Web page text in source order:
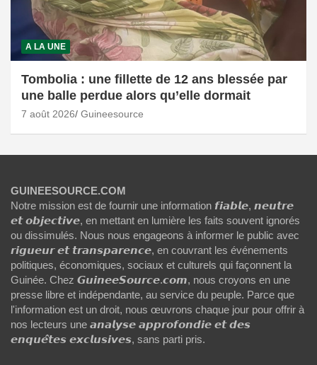
A LA UNE
Tombolia : une fillette de 12 ans blessée par
une balle perdue alors qu’elle dormait
7 août 2026 Guineesource
GUINEESOURCE.COM
Notre mission est de fournir une information 𝙛𝙞𝙖𝙗𝙡𝙚, 𝙣𝙚𝙪𝙩𝙧𝙚
𝙚𝙩 𝙤𝙗𝙟𝙚𝙘𝙩𝙞𝙫𝙚, en mettant en lumière les faits souvent ignorés
ou dissimulés. Nous nous engageons à informer le public avec
𝙧𝙞𝙜𝙪𝙚𝙪𝙧 𝙚𝙩 𝙩𝙧𝙖𝙣𝙨𝙥𝙖𝙧𝙚𝙣𝙘𝙚, en couvrant les événements
politiques, économiques, sociaux et culturels qui façonnent la
Guinée. Chez 𝙂𝙪𝙞𝙣𝙚𝙚𝙎𝙤𝙪𝙧𝙘𝙚.𝙘𝙤𝙢, nous croyons en une
presse libre et indépendante, au service du peuple. Parce que
l'information est un droit, nous œuvrons chaque jour pour offrir à
nos lecteurs une 𝙖𝙣𝙖𝙡𝙮𝙨𝙚 𝙖𝙥𝙥𝙧𝙤𝙛𝙤𝙣𝙙𝙞𝙚 𝙚𝙩 𝙙𝙚𝙨
𝙚𝙣𝙦𝙪𝙚̂𝙩𝙚𝙨 𝙚𝙭𝙘𝙡𝙪𝙨𝙞𝙫𝙚𝙨, sans parti pris.